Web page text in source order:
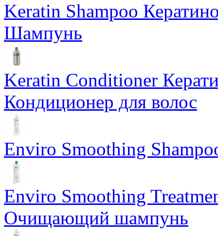
Keratin Shampoo
Шампунь
Keratin Conditioner
Кондиционер для волос
Enviro Smoothing
Enviro Smoothing
Очищающий шампунь